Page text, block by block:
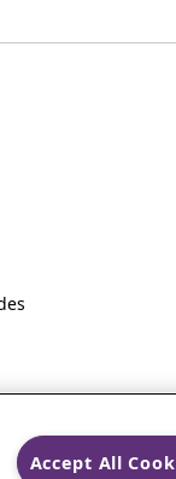
Accept All